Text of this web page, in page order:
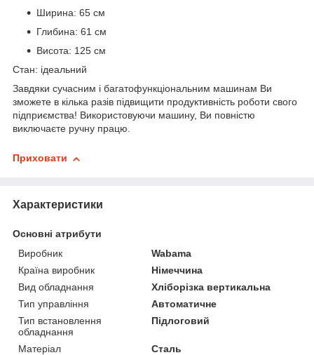
Ширина: 65 см
Глибина: 61 см
Висота: 125 см
Стан: ідеальний
Завдяки сучасним і багатофункціональним машинам Ви
зможете в кілька разів підвищити продуктивність роботи свого
підприємства! Використовуючи машину, Ви повністю
виключаєте ручну працю.
Приховати
Характеристики
Основні атрибути
Виробник
Wabama
Країна виробник
Німеччина
Вид обладнання
Хліборізка вертикальна
Тип управління
Автоматичне
Тип встановлення
обладнання
Підлоговий
Матеріал
Сталь